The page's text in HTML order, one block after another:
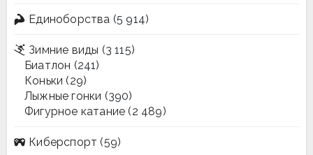
Единоборства (5 914)
Зимние виды (3 115)
Биатлон (241)
Коньки (29)
Лыжные гонки (390)
Фигурное катание (2 489)
Киберспорт (59)